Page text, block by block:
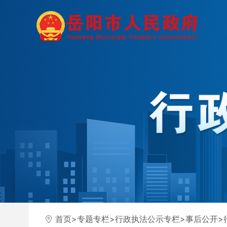
首页>专题专栏>行政执法公示专栏>事后公开>